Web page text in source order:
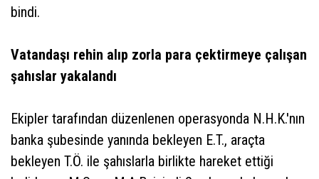
bindi.
Vatandaşı rehin alıp zorla para çektirmeye çalışan
şahıslar yakalandı
Ekipler tarafından düzenlenen operasyonda N.H.K.'nın
banka şubesinde yanında bekleyen E.T., araçta
bekleyen T.Ö. ile şahıslarla birlikte hareket ettiği